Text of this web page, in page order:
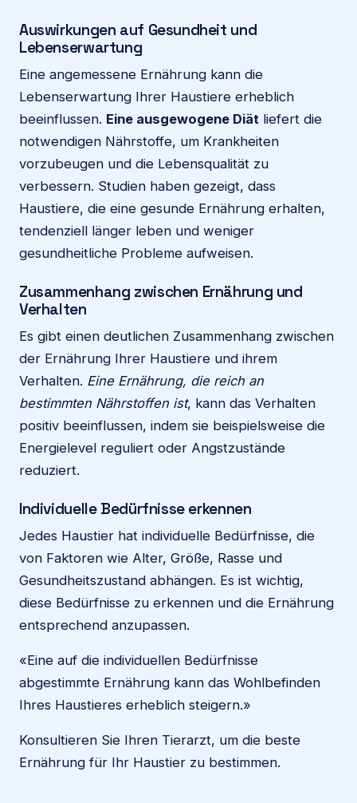
Auswirkungen auf Gesundheit und
Lebenserwartung
Eine angemessene Ernährung kann die
Lebenserwartung Ihrer Haustiere erheblich
beeinflussen. Eine ausgewogene Diät liefert die
notwendigen Nährstoffe, um Krankheiten
vorzubeugen und die Lebensqualität zu
verbessern. Studien haben gezeigt, dass
Haustiere, die eine gesunde Ernährung erhalten,
tendenziell länger leben und weniger
gesundheitliche Probleme aufweisen.
Zusammenhang zwischen Ernährung und
Verhalten
Es gibt einen deutlichen Zusammenhang zwischen
der Ernährung Ihrer Haustiere und ihrem
Verhalten. Eine Ernährung, die reich an
bestimmten Nährstoffen ist, kann das Verhalten
positiv beeinflussen, indem sie beispielsweise die
Energielevel reguliert oder Angstzustände
reduziert.
Individuelle Bedürfnisse erkennen
Jedes Haustier hat individuelle Bedürfnisse, die
von Faktoren wie Alter, Größe, Rasse und
Gesundheitszustand abhängen. Es ist wichtig,
diese Bedürfnisse zu erkennen und die Ernährung
entsprechend anzupassen.
«Eine auf die individuellen Bedürfnisse
abgestimmte Ernährung kann das Wohlbefinden
Ihres Haustieres erheblich steigern.»
Konsultieren Sie Ihren Tierarzt, um die beste
Ernährung für Ihr Haustier zu bestimmen.